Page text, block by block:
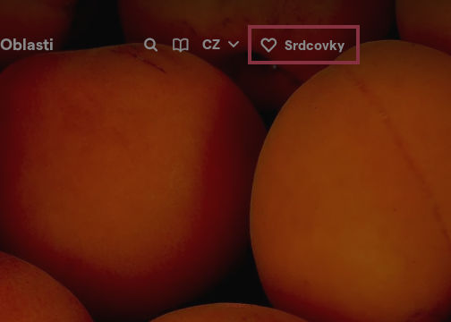
Oblasti CZ Srdcovky